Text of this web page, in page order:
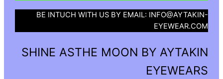
BE INTUCH WITH US BY EMAIL: INFO@AYTAKIN-
EYEWEAR.COM
SHINE ASTHE MOON BY AYTAKIN
EYEWEARS